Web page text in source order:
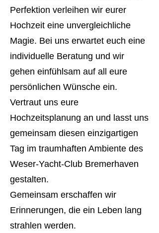
Perfektion verleihen wir eurer
Hochzeit eine unvergleichliche
Magie. Bei uns erwartet euch eine
individuelle Beratung und wir
gehen einfühlsam auf all eure
persönlichen Wünsche ein.
Vertraut uns eure
Hochzeitsplanung an und lasst uns
gemeinsam diesen einzigartigen
Tag im traumhaften Ambiente des
Weser-Yacht-Club Bremerhaven
gestalten.
Gemeinsam erschaffen wir
Erinnerungen, die ein Leben lang
strahlen werden.